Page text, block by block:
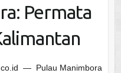
Permata
— Pulau Manimbora